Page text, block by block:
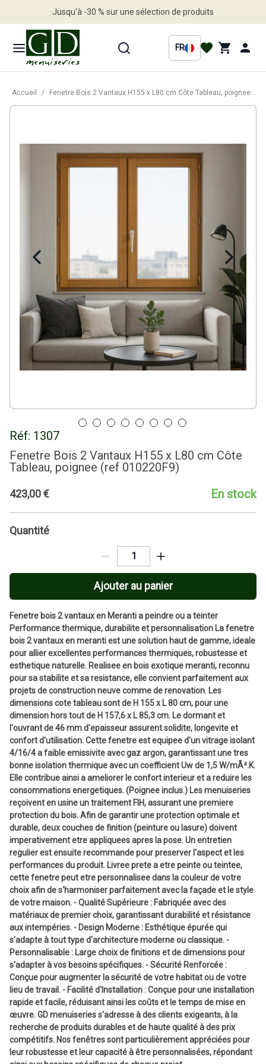
Jusqu'à -30 % sur une sélection de produits
FR
Accueil / Fenetre Bois 2 Vantaux H155 x L80 cm Côte Tableau, poignee (ref 010220F9)
Réf: 1307
Fenetre Bois 2 Vantaux H155 x L80 cm Côte
Tableau, poignee (ref 010220F9)
423,00€ En stock
Quantité
Ajouter au panier
Fenetre bois 2 vantaux en Meranti a peindre ou a teinter
Performance thermique, durabilite et personnalisation La fenetre
bois 2 vantaux en meranti est une solution haut de gamme, ideale
pour allier excellentes performances thermiques, robustesse et
esthetique naturelle. Realisee en bois exotique meranti, reconnu
pour sa stabilite et sa resistance, elle convient parfaitement aux
projets de construction neuve comme de renovation. Les
dimensions cote tableau sont de H 155 x L 80 cm, pour une
dimension hors tout de H 157,6 x L 85,3 cm. Le dormant et
l'ouvrant de 46 mm d'epaisseur assurent solidite, longevite et
confort d'utilisation. Cette fenetre est equipee d'un vitrage isolant
4/16/4 a faible emissivite avec gaz argon, garantissant une tres
bonne isolation thermique avec un coefficient Uw de 1,5 W/mÂ².K.
Elle contribue ainsi a ameliorer le confort interieur et a reduire les
consommations energetiques. (Poignee inclus.) Les menuiseries
reçoivent en usine un traitement FIH, assurant une premiere
protection du bois. Afin de garantir une protection optimale et
durable, deux couches de finition (peinture ou lasure) doivent
imperativement etre appliquees apres la pose. Un entretien
regulier est ensuite recommande pour preserver l'aspect et les
performances du produit. Livree prete a etre peinte ou teintee,
cette fenetre peut etre personnalisee dans la couleur de votre
choix afin de s'harmoniser parfaitement avec la façade et le style
de votre maison. - Qualité Supérieure : Fabriquée avec des
matériaux de premier choix, garantissant durabilité et résistance
aux intempéries. - Design Moderne : Esthétique épurée qui
s'adapte à tout type d'architecture moderne ou classique. -
Personnalisable : Large choix de finitions et de dimensions pour
s'adapter à vos besoins spécifiques. - Sécurité Renforcée :
Conçue pour augmenter la sécurité de votre habitat ou de votre
lieu de travail. - Facilité d'Installation : Conçue pour une installation
rapide et facile, réduisant ainsi les coûts et le temps de mise en
œuvre. GD menuiseries s'adresse à des clients exigeants, à la
recherche de produits durables et de haute qualité à des prix
compétitifs. Nos fenêtres sont particulièrement appréciées pour
leur robustesse et leur capacité à être personnalisées, répondant